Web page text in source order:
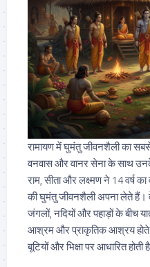
रामायण में घुमंतु जीवनशैली का
वनवास और वानर सेना के साथ
राम, सीता और लक्ष्मण ने 14 वर्ष
की घुमंतु जीवनशैली अपना लेते हैं।
जंगलों, नदियों और पहाड़ों के बीच
आश्रम और प्राकृतिक आश्रय
बूटियों और भिक्षा पर आधारित होती